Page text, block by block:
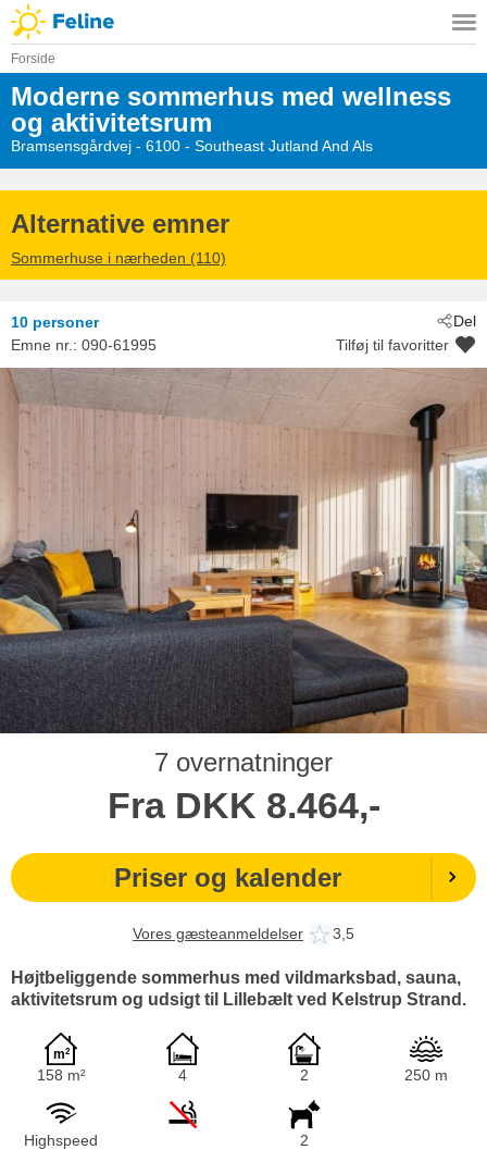
Forside
Moderne sommerhus med wellness
og aktivitetsrum
Bramsensgårdvej
- Kelstrup Strand/Jylland
- 6100 - Southeast Jutland And Als
Alternative emner
Sommerhuse i nærheden (110)
Del
10 personer
Emne nr.: 090-61995 Tilføj til favoritter
7 overnatninger
Fra DKK 8.464,-
Priser og kalender
Vores gæsteanmeldelser 3,5
Højtbeliggende sommerhus med vildmarksbad, sauna,
aktivitetsrum og udsigt til Lillebælt ved Kelstrup Strand.
158 m² 4 2 250 m
Highspeed
2